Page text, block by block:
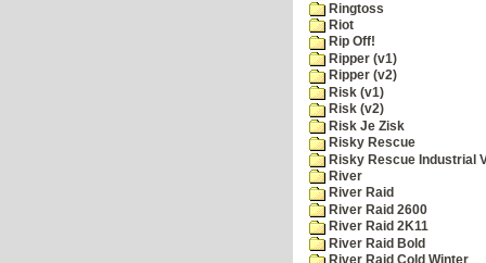
Ringtoss
Riot
Rip Off!
Ripper (v1)
Ripper (v2)
Risk (v1)
Risk (v2)
Risk Je Zisk
Risky Rescue
Risky Rescue Industrial
River
River Raid
River Raid 2600
River Raid 2K11
River Raid Bold
River Raid Cold Winter